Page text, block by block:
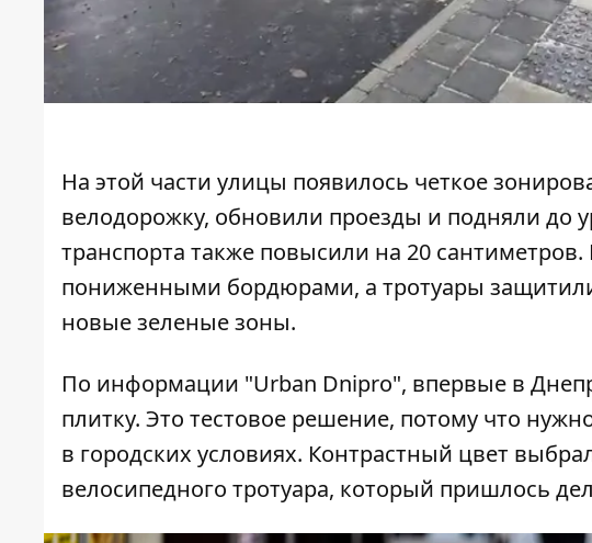
На этой части улицы появилось четкое
велодорожку, обновили проезды и подняли до
транспорта также повысили на 20
пониженными бордюрами, а тротуары
новые зеленые зоны.
По информации "Urban Dnipro", впервые в
плитку. Это тестовое решение, потому что
в городских условиях. Контрастный цвет
велосипедного тротуара, который пришлось